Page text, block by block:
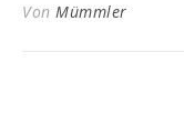
Von Mümmler